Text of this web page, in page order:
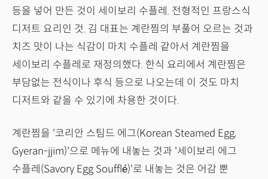
등을 넣어 만든 것이 세이보리 수플레. 전형적인 프랑스식
디저트 요리인 것. 김 대표는 계란찜의 부풀어 오르는 것과
치즈 맛이 나는 식감이 마치 수플레 같아서 계란찜을
세이보리 수플레로 재정의했다. 한식 요리에서 계란찜은
부담없는 전식이나 후식 등으로 나오는데 이 것도 마치
디저트와 같을 수 있기에 차용한 것이다.
계란찜을 '코리안 스팀드 에그(Korean Steamed Egg,
Gyeran-jjim)'으로 메뉴에 내놓는 것과 '세이보리 에그
수플레(Savory Egg Soufflé)'로 내놓는 것은 어감 뿐